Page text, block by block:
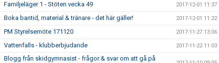
Familjeläger 1 - Stöten vecka 49 2017-12-01 11:37
Boka bantid, material & tränare - det här gäller! 2017-12-01 11:22
PM Styrelsemöte 171120 2017-11-27 13:06
Vattenfalls - klubberbjudande 2017-11-22 11:03
Blogg från skidgymnasist - frågor & svar om att gå på